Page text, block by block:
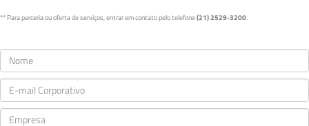
** Para parceria ou oferta de serviços, entrar em contato pelo telefone(21) 2529-3200.